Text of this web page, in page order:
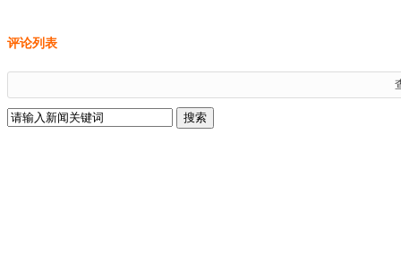
评论列表